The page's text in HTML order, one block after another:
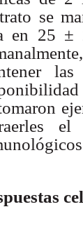
se
en 25 ±
las
el